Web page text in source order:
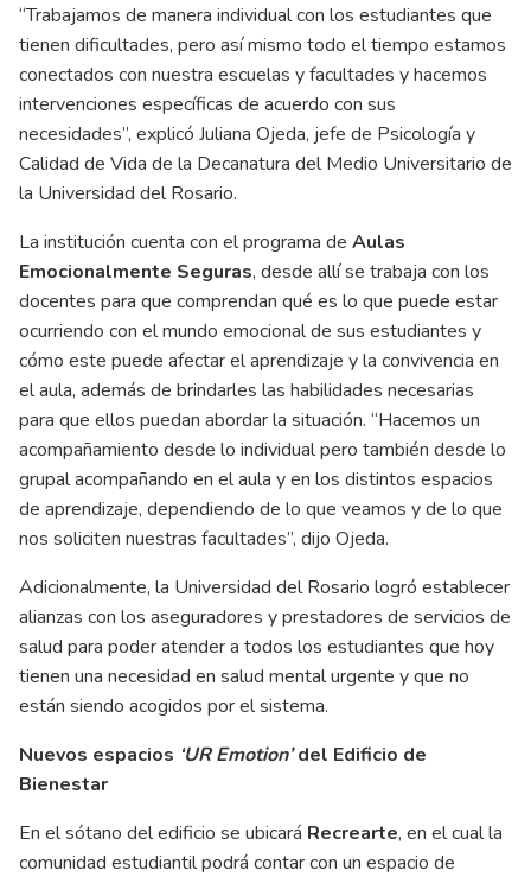
“Trabajamos de manera individual con los estudiantes que
tienen dificultades, pero así mismo todo el tiempo estamos
conectados con nuestra escuelas y facultades y hacemos
intervenciones específicas de acuerdo con sus
necesidades”, explicó Juliana Ojeda, jefe de Psicología y
Calidad de Vida de la Decanatura del Medio Universitario de
la Universidad del Rosario.
La institución cuenta con el programa de Aulas
Emocionalmente Seguras, desde allí se trabaja con los
docentes para que comprendan qué es lo que puede estar
ocurriendo con el mundo emocional de sus estudiantes y
cómo este puede afectar el aprendizaje y la convivencia en
el aula, además de brindarles las habilidades necesarias
para que ellos puedan abordar la situación. “Hacemos un
acompañamiento desde lo individual pero también desde lo
grupal acompañando en el aula y en los distintos espacios
de aprendizaje, dependiendo de lo que veamos y de lo que
nos soliciten nuestras facultades”, dijo Ojeda.
Adicionalmente, la Universidad del Rosario logró establecer
alianzas con los aseguradores y prestadores de servicios de
salud para poder atender a todos los estudiantes que hoy
tienen una necesidad en salud mental urgente y que no
están siendo acogidos por el sistema.
Nuevos espacios ‘UR Emotion’del Edificio de
Bienestar
En el sótano del edificio se ubicará Recrearte, en el cual la
comunidad estudiantil podrá contar con un espacio de